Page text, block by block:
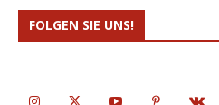
FOLGEN SIE UNS!